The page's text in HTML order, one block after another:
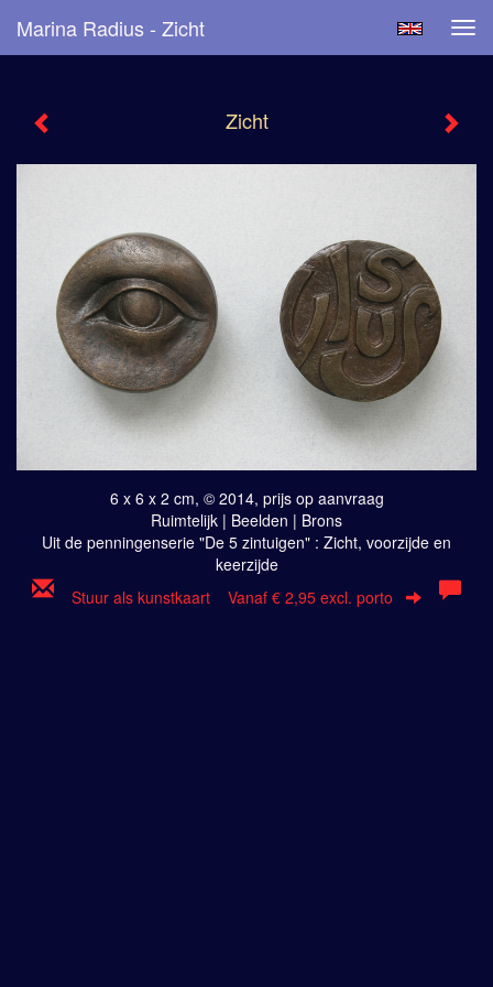
Marina Radius - Zicht
Zicht
6 x 6 x 2 cm, © 2014, prijs op aanvraag
Ruimtelijk | Beelden | Brons
Uit de penningenserie "De 5 zintuigen" : Zicht, voorzijde en
keerzijde
Stuur als kunstkaart Vanaf € 2,95 excl. porto